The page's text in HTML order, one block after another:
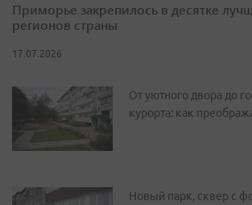
Приморье закрепилось в десятке
регионов страны
17.07.2026
От уютного двора до
курорта: как
Новый парк, сквер с